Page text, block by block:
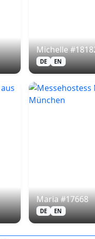
Michelle
DE EN
Maria #17668
DE EN